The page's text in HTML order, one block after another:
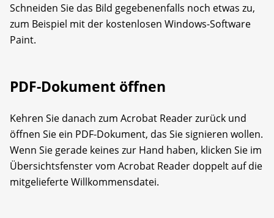
Schneiden Sie das Bild gegebenenfalls noch etwas zu,
zum Beispiel mit der kostenlosen Windows-Software
Paint.
PDF-Dokument öffnen
Kehren Sie danach zum Acrobat Reader zurück und
öffnen Sie ein PDF-Dokument, das Sie signieren wollen.
Wenn Sie gerade keines zur Hand haben, klicken Sie im
Übersichtsfenster vom Acrobat Reader doppelt auf die
mitgelieferte Willkommensdatei.